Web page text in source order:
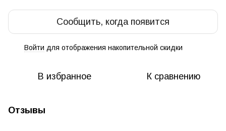
Сообщить, когда появится
Войти для отображения накопительной скидки
В избранное К сравнению
Отзывы